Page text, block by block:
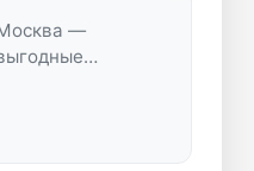
—
и удобно
на LastBilet.ru.